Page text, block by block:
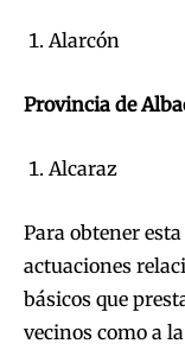
Alarcón
Provincia de
Alcaraz
Para obtener
actuaciones
básicos que
vecinos como a